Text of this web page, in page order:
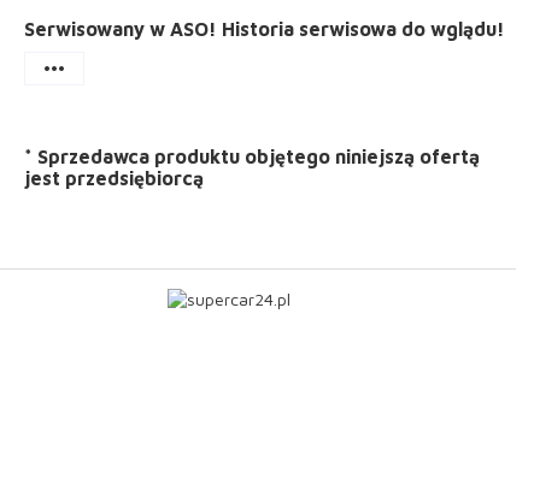
Serwisowany w ASO! Historia serwisowa do wglądu!
more_horiz
* Sprzedawca produktu objętego niniejszą ofertą
jest przedsiębiorcą